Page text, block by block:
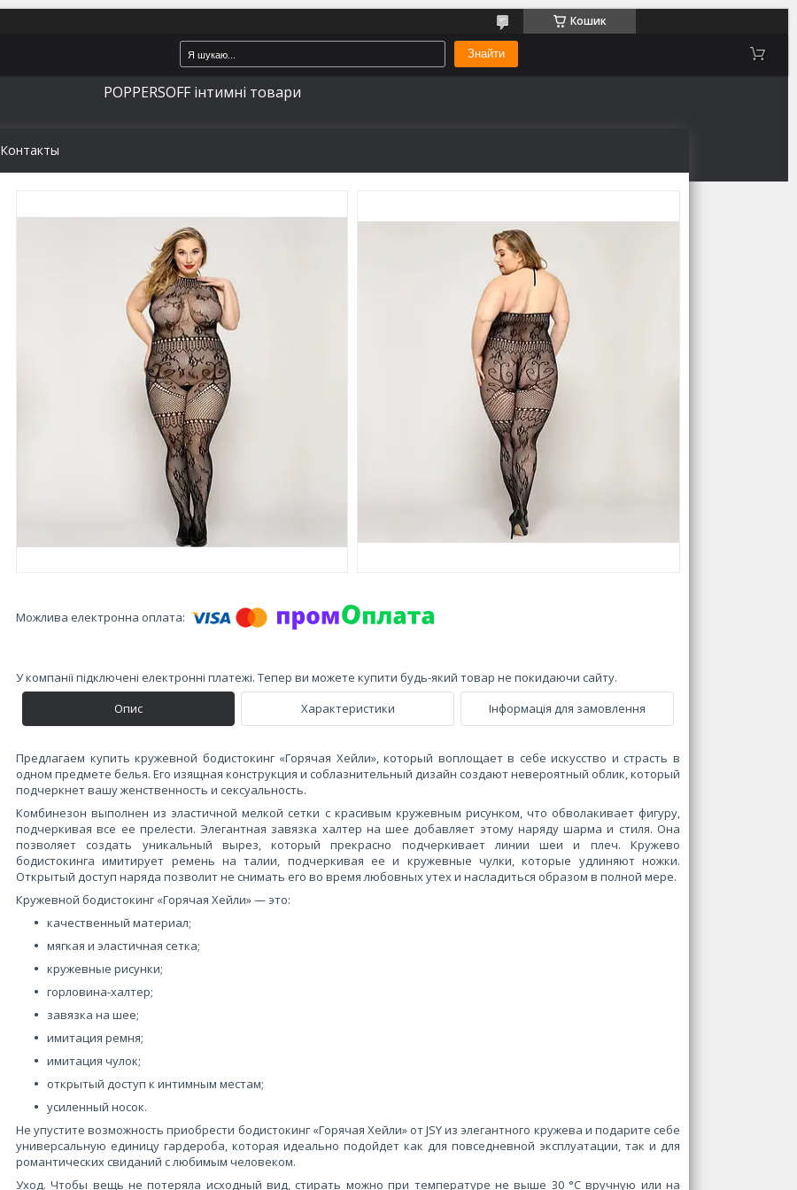
Кошик
Знайти
POPPERSOFF інтимні товари
Контакты
У компанії підключені електронні платежі. Тепер ви можете купити будь-який товар не покидаючи сайту.
Опис
Характеристики Інформація для замовлення
Предлагаем купить кружевной бодистокинг «Горячая Хейли», который воплощает в себе искусство и страсть в
одном предмете белья. Его изящная конструкция и соблазнительный дизайн создают невероятный облик, который
подчеркнет вашу женственность и сексуальность.
Комбинезон выполнен из эластичной мелкой сетки с красивым кружевным рисунком, что обволакивает фигуру,
подчеркивая все ее прелести. Элегантная завязка халтер на шее добавляет этому наряду шарма и стиля. Она
позволяет создать уникальный вырез, который прекрасно подчеркивает линии шеи и плеч. Кружево
бодистокинга имитирует ремень на талии, подчеркивая ее и кружевные чулки, которые удлиняют ножки.
Открытый доступ наряда позволит не снимать его во время любовных утех и насладиться образом в полной мере.
Кружевной бодистокинг «Горячая Хейли» — это:
качественный материал;
мягкая и эластичная сетка;
кружевные рисунки;
горловина-халтер;
завязка на шее;
имитация ремня;
имитация чулок;
открытый доступ к интимным местам;
усиленный носок.
Не упустите возможность приобрести бодистокинг «Горячая Хейли» от JSY из элегантного кружева и подарите себе
универсальную единицу гардероба, которая идеально подойдет как для повседневной эксплуатации, так и для
романтических свиданий с любимым человеком.
Уход. Чтобы вещь не потеряла исходный вид, стирать можно при температуре не выше 30 °С вручную или на